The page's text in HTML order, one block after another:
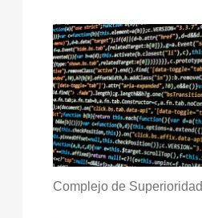
Complejo de Superioridad